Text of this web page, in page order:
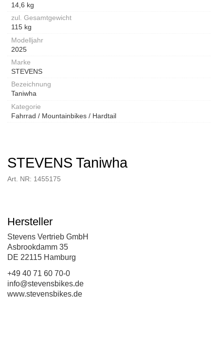
14,6 kg
zul. Gesamtgewicht
115 kg
Modelljahr
2025
Marke
STEVENS
Bezeichnung
Taniwha
Kategorie
Fahrrad / Mountainbikes / Hardtail
STEVENS Taniwha
Art. NR: 1455175
Hersteller
Stevens Vertrieb GmbH
Asbrookdamm 35
DE 22115 Hamburg
+49 40 71 60 70-0
info@stevensbikes.de
www.stevensbikes.de